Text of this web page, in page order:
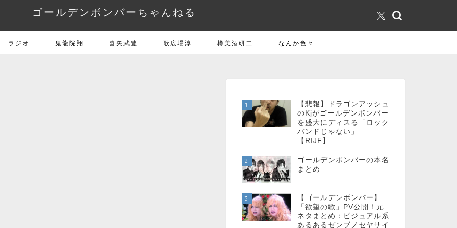
ゴールデンボンバーちゃんねる
ラジオ 鬼龍院翔 喜矢武豊 歌広場淳 樽美酒研二 なんか色々
1
【悲報】ドラゴンアッシュ
のKjがゴールデンボンバー
を盛大にディスる「ロック
バンドじゃない」
【RIJF】
2
ゴールデンボンバーの本名
まとめ
3
【ゴールデンボンバー】
「欲望の歌」PV公開！元
ネタまとめ：ビジュアル系
あるあるゼンブノセヤサイ